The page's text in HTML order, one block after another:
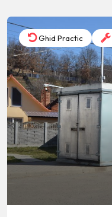
Ghid Practic